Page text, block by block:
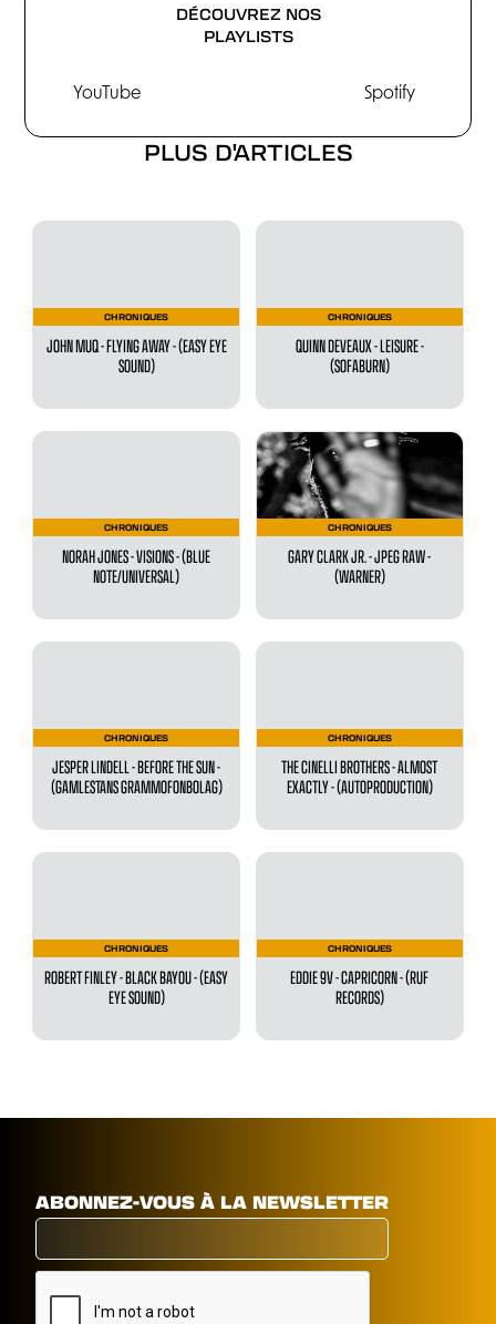
DÉCOUVREZ NOS
PLAYLISTS
YouTube Spotify
PLUS D'ARTICLES
CHRONIQUES
JOHN MUQ - FLYING AWAY - (EASY EYE
SOUND)
CHRONIQUES
QUINN DEVEAUX - LEISURE -
(SOFABURN)
CHRONIQUES
NORAH JONES - VISIONS - (BLUE
NOTE/UNIVERSAL)
CHRONIQUES
GARY CLARK JR. - JPEG RAW -
(WARNER)
CHRONIQUES
JESPER LINDELL - BEFORE THE SUN -
(GAMLESTANS GRAMMOFONBOLAG)
CHRONIQUES
THE CINELLI BROTHERS - ALMOST
EXACTLY - (AUTOPRODUCTION)
CHRONIQUES
ROBERT FINLEY - BLACK BAYOU - (EASY
EYE SOUND)
CHRONIQUES
EDDIE 9V - CAPRICORN - (RUF
RECORDS)
ABONNEZ-VOUS À LA NEWSLETTER